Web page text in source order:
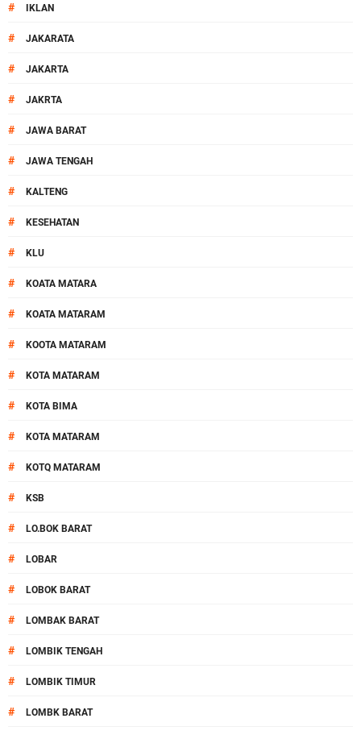
# IKLAN
# JAKARATA
# JAKARTA
# JAKRTA
# JAWA BARAT
# JAWA TENGAH
# KALTENG
# KESEHATAN
# KLU
# KOATA MATARA
# KOATA MATARAM
# KOOTA MATARAM
# KOTA MATARAM
# KOTA BIMA
# KOTA MATARAM
# KOTQ MATARAM
# KSB
# LO.BOK BARAT
# LOBAR
# LOBOK BARAT
# LOMBAK BARAT
# LOMBIK TENGAH
# LOMBIK TIMUR
# LOMBK BARAT